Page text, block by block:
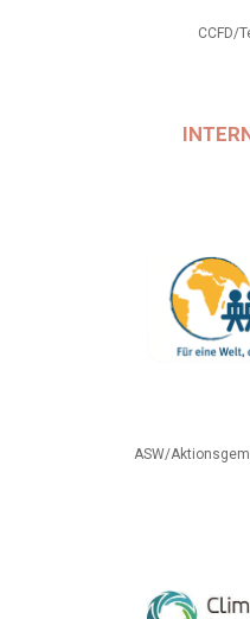
CCFD/
ASW/